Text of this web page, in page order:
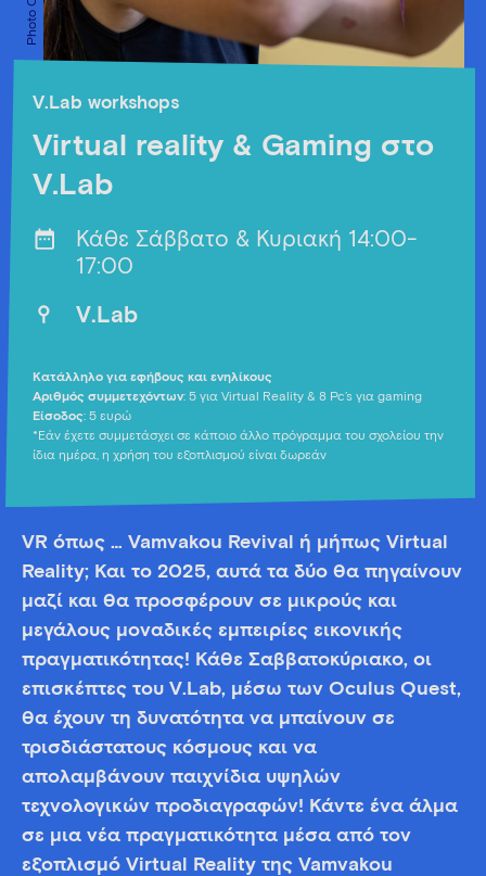
V.Lab workshops
Virtual reality & Gaming στο
V.Lab
Κάθε Σάββατο & Κυριακή 14:00-
17:00
V.Lab
Κατάλληλο για εφήβους και ενηλίκους
Αριθμός συμμετεχόντων: 5 για Virtual Reality & 8 Pc’s για gaming
Είσοδος: 5 ευρώ
*Εάν έχετε συμμετάσχει σε κάποιο άλλο πρόγραμμα του σχολείου την
ίδια ημέρα, η χρήση του εξοπλισμού είναι δωρεάν
VR όπως … Vamvakou Revival ή μήπως Virtual
Reality; Και το 2025, αυτά τα δύο θα πηγαίνουν
μαζί και θα προσφέρουν σε μικρούς και
μεγάλους μοναδικές εμπειρίες εικονικής
πραγματικότητας! Κάθε Σαββατοκύριακο, οι
επισκέπτες του V.Lab, μέσω των Oculus Quest,
θα έχουν τη δυνατότητα να μπαίνουν σε
τρισδιάστατους κόσμους και να
απολαμβάνουν παιχνίδια υψηλών
τεχνολογικών προδιαγραφών! Κάντε ένα άλμα
σε μια νέα πραγματικότητα μέσα από τον
εξοπλισμό Virtual Reality της Vamvakou